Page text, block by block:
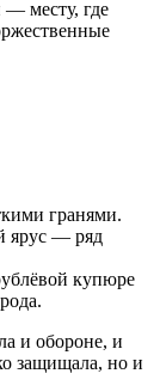
месту, где
гранями.
ярус — ряд
купюре
и обороне, и
защищала, но и